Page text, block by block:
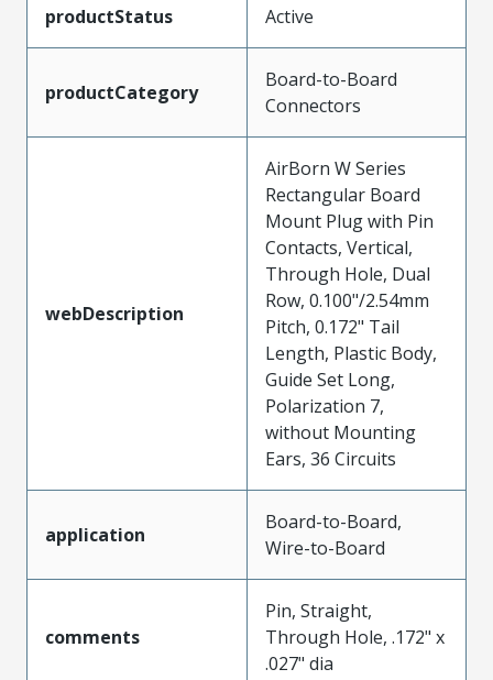
productStatus Active
productCategory
Board-to-Board
Connectors
webDescription
AirBorn W Series
Rectangular Board
Mount Plug with Pin
Contacts, Vertical,
Through Hole, Dual
Row, 0.100"/2.54mm
Pitch, 0.172" Tail
Length, Plastic Body,
Guide Set Long,
Polarization 7,
without Mounting
Ears, 36 Circuits
application
Board-to-Board,
Wire-to-Board
comments
Pin, Straight,
Through Hole, .172" x
.027" dia